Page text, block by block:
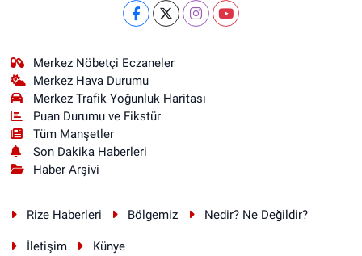
Merkez Nöbetçi Eczaneler
Merkez Hava Durumu
Merkez Trafik Yoğunluk Haritası
Puan Durumu ve Fikstür
Tüm Manşetler
Son Dakika Haberleri
Haber Arşivi
Rize Haberleri Bölgemiz Nedir? Ne Değildir?
İletişim Künye